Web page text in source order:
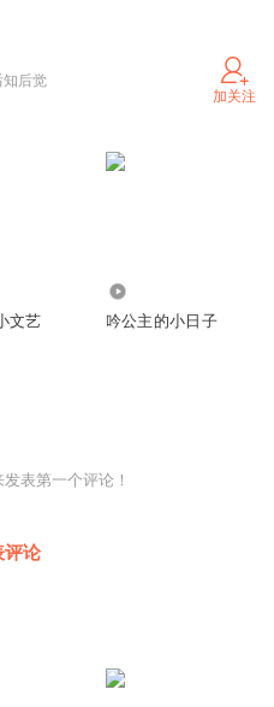
知后觉
加关注
文艺 吟公主的小日子
表第一个评论！
评论